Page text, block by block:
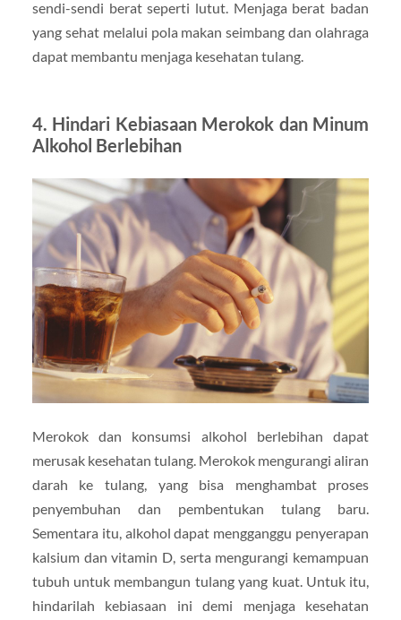
sendi-sendi berat seperti lutut. Menjaga berat badan
yang sehat melalui pola makan seimbang dan olahraga
dapat membantu menjaga kesehatan tulang.
4. Hindari Kebiasaan Merokok dan Minum
Alkohol Berlebihan
Merokok dan konsumsi alkohol berlebihan dapat
merusak kesehatan tulang. Merokok mengurangi aliran
darah ke tulang, yang bisa menghambat proses
penyembuhan dan pembentukan tulang baru.
Sementara itu, alkohol dapat mengganggu penyerapan
kalsium dan vitamin D, serta mengurangi kemampuan
tubuh untuk membangun tulang yang kuat. Untuk itu,
hindarilah kebiasaan ini demi menjaga kesehatan